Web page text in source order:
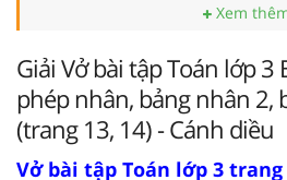
Xem
Giải Vở bài tập Toán lớp 3
phép nhân, bảng nhân 2,
(trang 13, 14) - Cánh diều
Vở bài tập Toán lớp 3 trang